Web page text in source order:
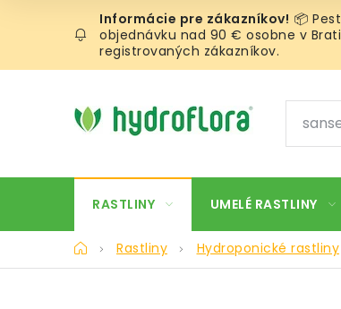
📦
objednávku nad 90 € osobne v
registrovaných zákazníkov.
RASTLINY UMELÉ RASTLINY
DomovRastliny Hydroponické rastliny